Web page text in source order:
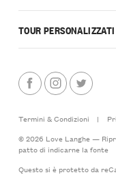
TOUR PERSONALIZZATI
Termini & Condizioni |
© 2026 Love Langhe —
patto di indicarne la fonte
Questo si è protetto da